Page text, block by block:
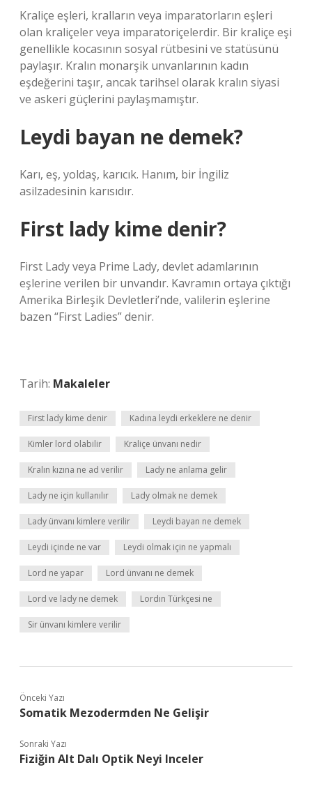
Kraliçe eşleri, kralların veya imparatorların eşleri
olan kraliçeler veya imparatoriçelerdir. Bir kraliçe eşi
genellikle kocasının sosyal rütbesini ve statüsünü
paylaşır. Kralın monarşik unvanlarının kadın
eşdeğerini taşır, ancak tarihsel olarak kralın siyasi
ve askeri güçlerini paylaşmamıştır.
Leydi bayan ne demek?
Karı, eş, yoldaş, karıcık. Hanım, bir İngiliz
asilzadesinin karısıdır.
First lady kime denir?
First Lady veya Prime Lady, devlet adamlarının
eşlerine verilen bir unvandır. Kavramın ortaya çıktığı
Amerika Birleşik Devletleri’nde, valilerin eşlerine
bazen “First Ladies” denir.
Tarih: Makaleler
First lady kime denir Kadına leydi erkeklere ne denir
Kimler lord olabilir Kraliçe ünvanı nedir
Kralın kızına ne ad verilir Lady ne anlama gelir
Lady ne için kullanılır Lady olmak ne demek
Lady ünvanı kimlere verilir Leydi bayan ne demek
Leydi içinde ne var Leydi olmak için ne yapmalı
Lord ne yapar Lord ünvanı ne demek
Lord ve lady ne demek Lordın Türkçesi ne
Sir ünvanı kimlere verilir
Önceki Yazı
Somatik Mezodermden Ne Gelişir
Sonraki Yazı
Fiziğin Alt Dalı Optik Neyi Inceler